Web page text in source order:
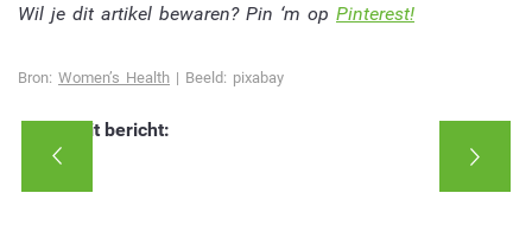
Wil je dit artikel bewaren? Pin ‘m op Pinterest!
Bron: Women’s Health | Beeld: pixabay
Deel dit bericht: